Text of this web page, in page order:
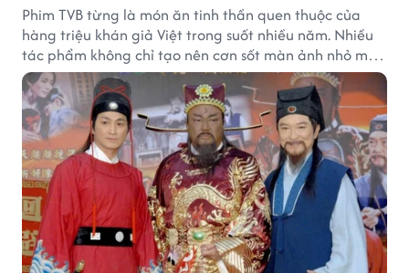
Phim TVB từng là món ăn tinh thần quen thuộc của
hàng triệu khán giả Việt trong suốt nhiều năm. Nhiều
tác phẩm không chỉ tạo nên cơn sốt màn ảnh nhỏ mà
còn trở thành ký ức khó quên của cả một thế hệ.